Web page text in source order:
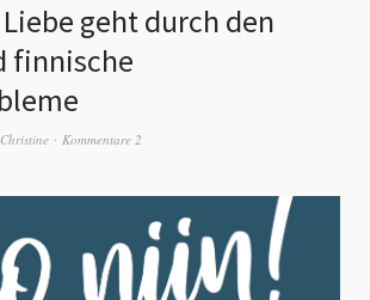
geht durch den
finnische
Christine Kommentare 2